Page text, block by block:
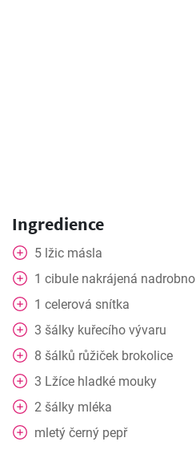
Ingredience
5 lžic másla
1 cibule nakrájená nadrobno
1 celerová snítka
3 šálky kuřecího vývaru
8 šálků růžiček brokolice
3 Lžíce hladké mouky
2 šálky mléka
mletý černý pepř